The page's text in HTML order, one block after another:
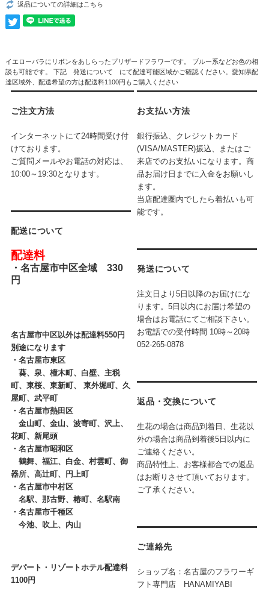
返品についての詳細はこちら
イエローバラにリボンをあしらったプリザードフラワーです。 ブルー系などお色の相
談も可能です。 下記 発送について にて配達可能区域かご確認ください。愛知県配
達区域外、配送希望の方は配送料1100円もご購入ください
ご注文方法
インターネットにて24時間受け付
けております。
ご質問メールやお電話の対応は、
10:00～19:30となります。
配送について
配達料
・ 名古屋市中区全域 330
円
名古屋市中区以外は配達料550円
別途になります
・ 名古屋市東区
葵、泉、橦木町、白壁、主税
町、東桜、東新町、 東外堀町、久
屋町、武平町
・ 名古屋市熱田区
金山町、金山、波寄町、沢上、
花町、新尾頭
・ 名古屋市昭和区
鶴舞、福江、白金、村雲町、御
器所、高辻町、円上町
・ 名古屋市中村区
名駅、那古野、椿町、名駅南
・ 名古屋市千種区
今池、吹上、内山
デパート・リゾートホテル配達料
1100円
お支払い方法
銀行振込、クレジットカード
(VISA/MASTER)振込、またはご
来店でのお支払いになります。商
品お届け日までに入金をお願いし
ます。
当店配達圏内でしたら着払いも可
能です。
発送について
注文日より5日以降のお届けにな
ります。5日以内にお届け希望の
場合はお電話にてご相談下さい。
お電話での受付時間 10時～20時
052-265-0878
返品・交換について
生花の場合は商品到着日、生花以
外の場合は商品到着後5日以内に
ご連絡ください。
商品特性上、お客様都合での返品
はお断りさせて頂いております。
ご了承ください。
ご連絡先
ショップ名：名古屋のフラワーギ
フト専門店 HANAMIYABI